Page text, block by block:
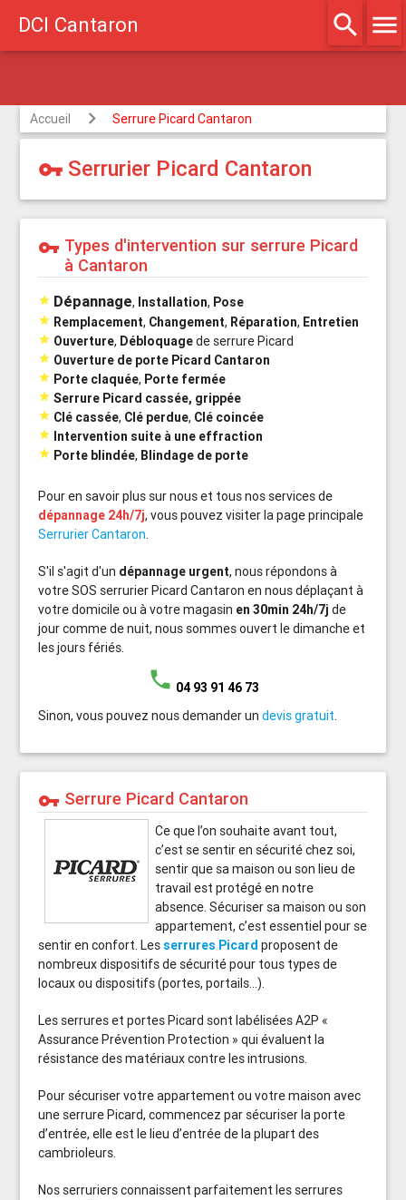
DCI Cantaron search menu
Accueil Serrure Picard Cantaron
vpn_key Serrurier Picard Cantaron
vpn_key Types d'intervention sur serrure Picard
à Cantaron
 Dépannage, Installation, Pose
 Remplacement, Changement, Réparation, Entretien
 Ouverture, Débloquagede serrure Picard
 Ouverture de porte Picard Cantaron
 Porte claquée, Porte fermée
 Serrure Picard cassée, grippée
 Clé cassée, Clé perdue, Clé coincée
 Intervention suite à une effraction
 Porte blindée, Blindage de porte
Pour en savoir plus sur nous et tous nos services de
dépannage 24h/7j, vous pouvez visiter la page principale
Serrurier Cantaron.
S'il s'agit d'un dépannage urgent, nous répondons à
votre SOS serrurier Picard Cantaron en nous déplaçant à
votre domicile ou à votre magasin en 30min 24h/7j de
jour comme de nuit, nous sommes ouvert le dimanche et
les jours fériés.
phone 04 93 91 46 73
Sinon, vous pouvez nous demander undevis gratuit.
vpn_key Serrure Picard Cantaron
Ce que l’on souhaite avant tout,
c’est se sentir en sécurité chez soi,
sentir que sa maison ou son lieu de
travail est protégé en notre
absence. Sécuriser sa maison ou son
appartement, c’est essentiel pour se
sentir en confort. Lesserrures Picard proposent de
nombreux dispositifs de sécurité pour tous types de
locaux ou dispositifs (portes, portails…).
Les serrures et portes Picard sont labélisées A2P «
Assurance Prévention Protection » qui évaluent la
résistance des matériaux contre les intrusions.
Pour sécuriser votre appartement ou votre maison avec
une serrure Picard, commencez par sécuriser la porte
d’entrée, elle est le lieu d’entrée de la plupart des
cambrioleurs.
Nos serruriers connaissent parfaitement les serrures